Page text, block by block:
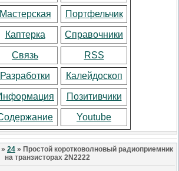
Мастерская Портфельчик
Каптерка Справочники
Связь RSS
Разработки Калейдоскоп
Позитивчики
Youtube
» 24 » Простой коротковолновый радиоприемник
на транзисторах 2N2222